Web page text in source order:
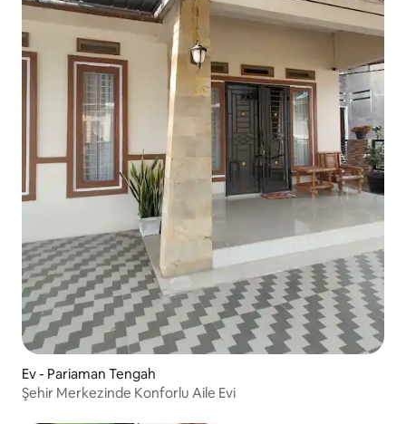
Ev - Pariaman Tengah
Şehir Merkezinde Konforlu Aile Evi